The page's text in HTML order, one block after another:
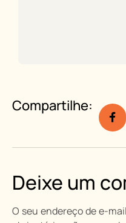
Compartilhe:
Deixe um
O seu endereço de e-